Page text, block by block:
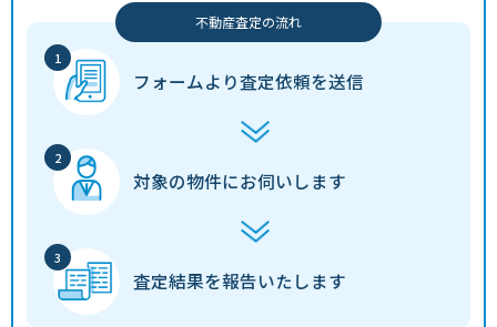
不動産査定の流れ
フォームより査定依頼を送信
対象の物件にお伺いします
査定結果を報告いたします